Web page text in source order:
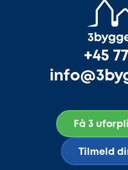
+45
Få 3
Tilmeld